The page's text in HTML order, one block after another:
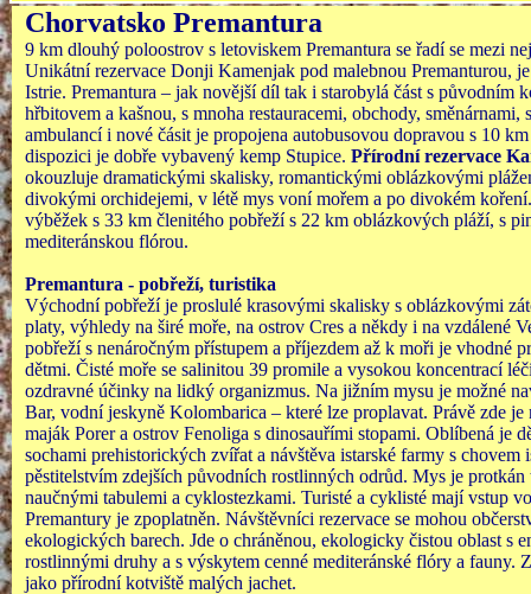
Chorvatsko Premantura
9 km dlouhý poloostrov s letoviskem Premantura se řadí se mezi
Unikátní rezervace Donji Kamenjak pod malebnou Premanturou,
Istrie. Premantura – jak novější díl tak i starobylá část s původním
hřbitovem a kašnou, s mnoha restauracemi, obchody, směnárnami,
ambulancí i nové čásit je propojena autobusovou dopravou s 10
dispozici je dobře vybavený kemp Stupice. Přírodní rezervace
okouzluje dramatickými skalisky, romantickými oblázkovými
divokými orchidejemi, v létě mys voní mořem a po divokém
výběžek s 33 km členitého pobřeží s 22 km oblázkových pláží, s
mediteránskou flórou.
Premantura - pobřeží, turistika
Východní pobřeží je proslulé krasovými skalisky s oblázkovými
platy, výhledy na širé moře, na ostrov Cres a někdy i na vzdálené
pobřeží s nenáročným přístupem a příjezdem až k moři je vhodné
dětmi. Čisté moře se salinitou 39 promile a vysokou koncentrací
ozdravné účinky na lidký organizmus. Na jižním mysu je možné
Bar, vodní jeskyně Kolombarica – které lze proplavat. Právě zde je
maják Porer a ostrov Fenoliga s dinosauřími stopami. Oblíbená je
sochami prehistorických zvířat a návštěva istarské farmy s chovem
pěstitelstvím zdejších původních rostlinných odrůd. Mys je protkán
naučnými tabulemi a cyklostezkami. Turisté a cyklisté mají vstup
Premantury je zpoplatněn. Návštěvníci rezervace se mohou
ekologických barech. Jde o chráněnou, ekologicky čistou oblast s
rostlinnými druhy a s výskytem cenné mediteránské flóry a fauny.
jako přírodní kotviště malých jachet.